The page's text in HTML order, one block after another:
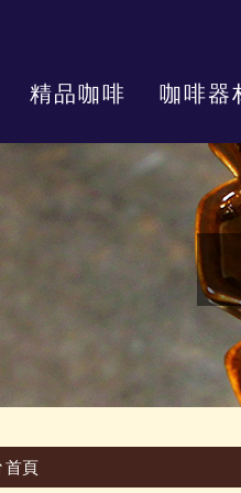
精品咖啡 咖啡器
首頁